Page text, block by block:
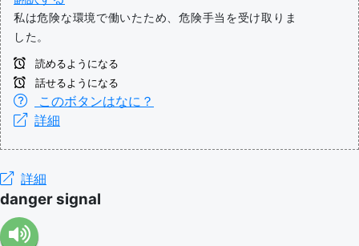
私は危険な環境で働いたため、危険手当を受け取りま
した。
読めるようになる
話せるようになる
このボタンはなに？
詳細
詳細
danger signal